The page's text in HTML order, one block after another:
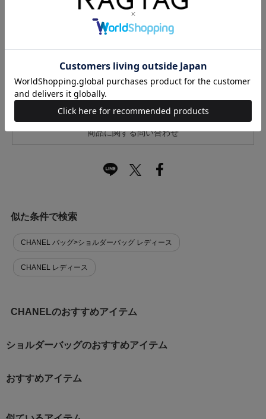
お買い物時のご利用ガイドはこちら
商品に関する問い合わせ
似た条件で検索
CHANEL バッグ>ショルダーバッグ レディース
CHANEL レディース
CHANELのおすすめアイテム
ショルダーバッグのおすすめアイテム
おすすめアイテム